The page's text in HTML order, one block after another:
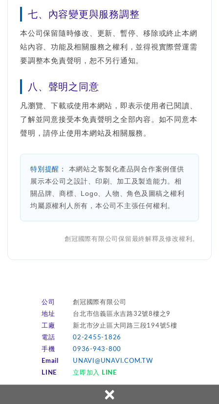
×
七、內容變更與服務調整
本公司保留隨時修改、更新、暫停、移除或終止本網
站內容、功能及相關服務之權利，並得視實際營運需
要調整本免責聲明，恕不另行通知。
八、聲明之同意
凡瀏覽、下載或使用本網站，即表示使用者已閱讀、
了解並同意接受本免責聲明之全部內容。如不同意本
聲明，請停止使用本網站及相關服務。
特別提醒：
本網站之客製化產品與合作案例僅供
展示本公司之設計、印刷、加工及製造能力。相
關品牌、商標、Logo、人物、角色及圖稿之權利
均屬原權利人所有，本公司不主張任何權利。
創冠國際有限公司保留最終解釋及修改權利。
公司
創冠國際有限公司
地址
台北市信義區永吉路32號8樓之9
工廠
新北市汐止區大同路三段194號5樓
電話
02-2455-1826
手機
0936-943-800
Email
UNAVI@UNAVI.COM.TW
LINE
立即加入 LINE